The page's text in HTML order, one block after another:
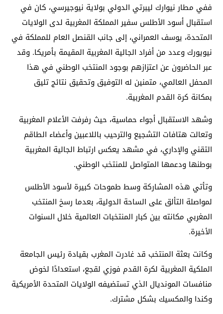
ففي مطار نيوارك ليبرتي الدولي بولاية نيوجيرسي، كان في
استقبال أسود الأطلس سفير المملكة المغربية لدى الولايات
المتحدة، يوسف العمراني، إلى جانب القنصل العام للمملكة في
نيويورك وعدد من أفراد الجالية المغربية المقيمة بأمريكا. وقد
عبر الحاضرون عن اعتزازهم بوجود المنتخب الوطني في هذا
المحفل العالمي، متمنين له التوفيق وتحقيق نتائج تليق
بمكانة كرة القدم المغربية.
وشهد الاستقبال أجواء حماسية، حيث رفرفت الأعلام المغربية
وتعالت هتافات التشجيع والترحيب باللاعبين وأعضاء الطاقم
التقني والإداري، في مشهد يعكس ارتباط الجالية المغربية
بوطنها ودعمها المتواصل للمنتخب الوطني.
وتأتي هذه المشاركة وسط طموحات كبيرة لأسود الأطلس
لمواصلة التألق على الساحة الدولية، بعدما رسخ المنتخب
المغربي مكانته بين كبار المنتخبات العالمية خلال السنوات
الأخيرة.
وكانت بعثة المنتخب قد غادرت المغرب بقيادة رئيس الجامعة
الملكية المغربية لكرة القدم فوزي لقجع، استعدادًا لخوض
منافسات المونديال الذي تستضيفه الولايات المتحدة الأمريكية
وكندا والمكسيك بشكل مشترك.